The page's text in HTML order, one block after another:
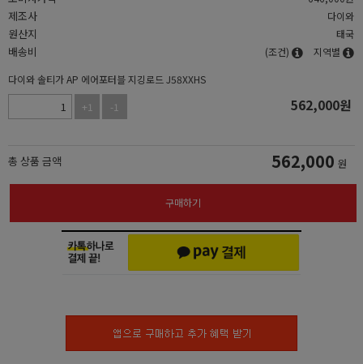
제조사 다이와
원산지 태국
배송비 (조건)
지역별
다이와 솔티가 AP 에어포터블 지깅로드 J58XXHS
+1
-1 562,000원
총 상품 금액 562,000 원
구매하기